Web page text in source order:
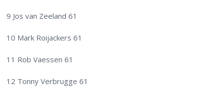
9 Jos van Zeeland 61
10 Mark Roijackers 61
11 Rob Vaessen 61
12 Tonny Verbrugge 61